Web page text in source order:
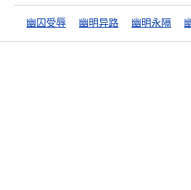
幽囚受辱 幽明异路 幽明永隔